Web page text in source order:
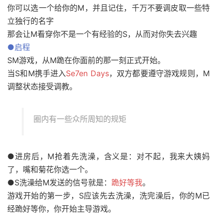
你可以选一个给你的M，并且记住，千万不要调皮取一些特
立独行的名字
那会让M看穿你不是一个有经验的S，从而对你失去兴趣
●启程
SM游戏，从M跪在你面前的那一刻正式开始。
当S和M携手进入Se7en Days，双方都要遵守游戏规则，M
调整状态接受调教。
圈内有一些众所周知的规矩
●进房后，M抢着先洗澡，含义是：对不起，我来大姨妈
了，嘴和菊花你选一个。
●S洗澡给M发送的信号就是： 跪好等我。
游戏开始的第一步，S应该先去洗澡，洗完澡后，你的M已
经跪好等你，你开始主导游戏。